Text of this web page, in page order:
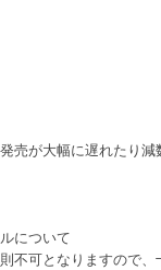
売が大幅に遅れたり
について
不可となりますので、